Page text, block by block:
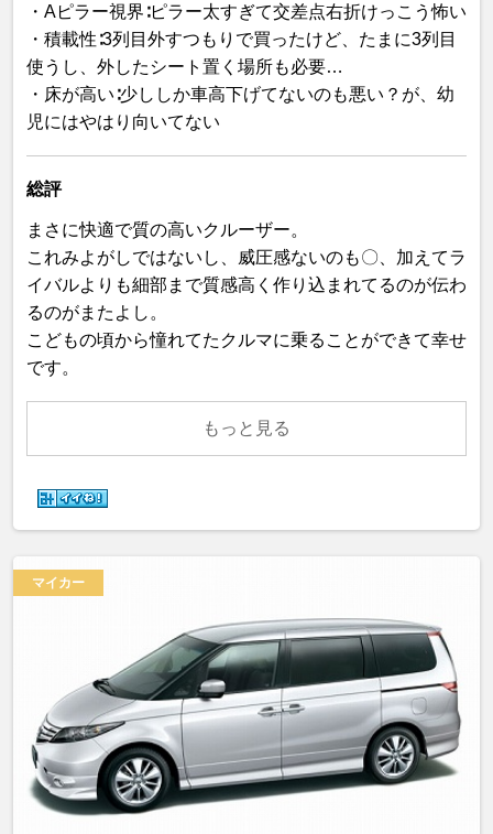
・Aピラー視界∶ピラー太すぎて交差点右折けっこう怖い
・積載性∶3列目外すつもりで買ったけど、たまに3列目
使うし、外したシート置く場所も必要…
・床が高い∶少ししか車高下げてないのも悪い？が、幼
児にはやはり向いてない
総評
まさに快適で質の高いクルーザー。
これみよがしではないし、威圧感ないのも〇、加えてラ
イバルよりも細部まで質感高く作り込まれてるのが伝わ
るのがまたよし。
こどもの頃から憧れてたクルマに乗ることができて幸せ
です。
もっと見る
マイカー